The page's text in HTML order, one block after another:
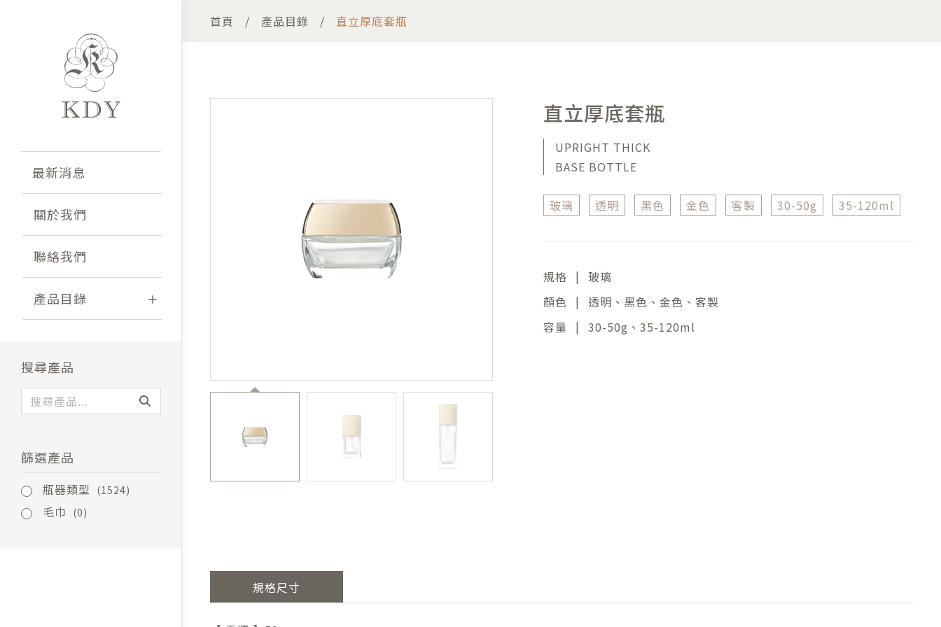
最新消息
關於我們
聯絡我們
產品目錄
搜尋產品
篩選產品
瓶器類型 (1524)
毛巾 (0)
首頁 產品目錄 直立厚底套瓶
直立厚底套瓶
UPRIGHT THICK
BASE BOTTLE
玻璃 透明 黑色 金色 客製 30-50g 35-120ml
規格 |
玻璃
顏色 | 透明、黑色、金色、客製
容量
| 30-50g、35-120ml
規格尺寸